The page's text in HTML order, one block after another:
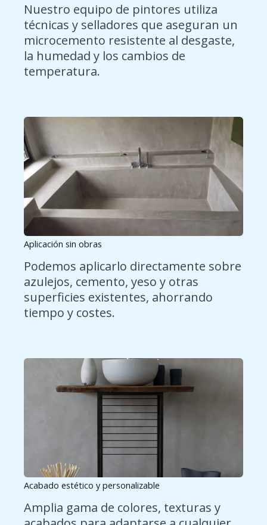
Nuestro equipo de pintores utiliza
técnicas y selladores que aseguran un
microcemento resistente al desgaste,
la humedad y los cambios de
temperatura.
Aplicación sin obras
Podemos aplicarlo directamente sobre
azulejos, cemento, yeso y otras
superficies existentes, ahorrando
tiempo y costes.
Acabado estético y personalizable
Amplia gama de colores, texturas y